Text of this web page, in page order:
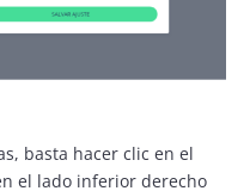
basta hacer clic en el
el lado inferior derecho